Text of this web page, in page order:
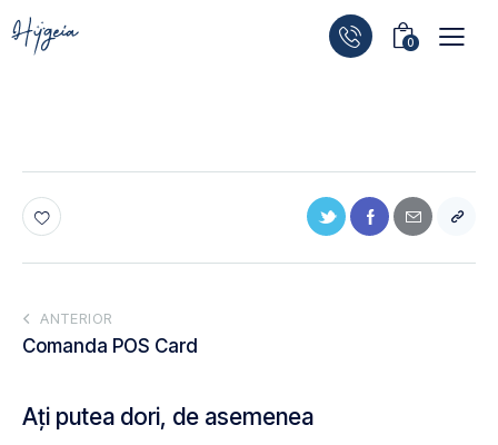
0
ANTERIOR
Comanda POS Card
Ați putea dori, de asemenea